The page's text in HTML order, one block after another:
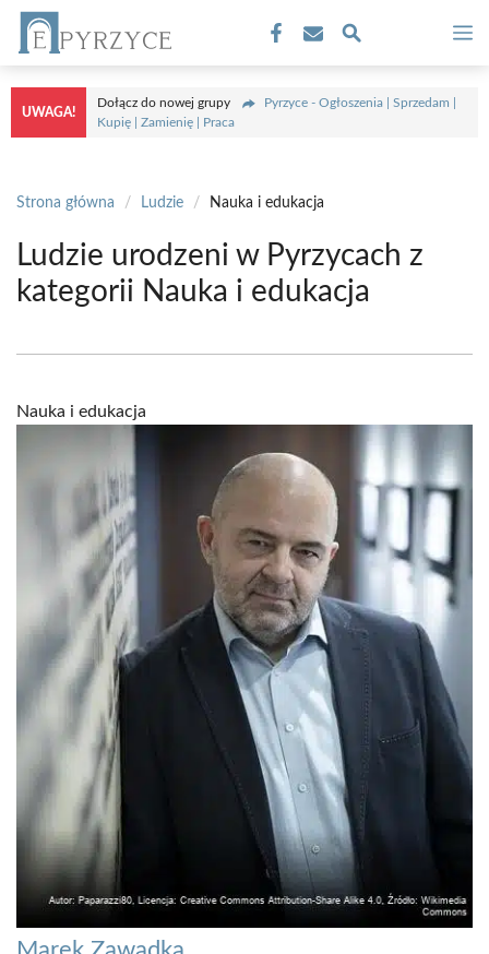
Przejdź
treści
UWAGA!
Dołącz do nowej grupy
Pyrzyce - Ogłoszenia | Sprzedam |
Kupię | Zamienię | Praca
Strona główna / Ludzie / Nauka i edukacja
Ludzie urodzeni w Pyrzycach z
kategorii Nauka i edukacja
Nauka i edukacja